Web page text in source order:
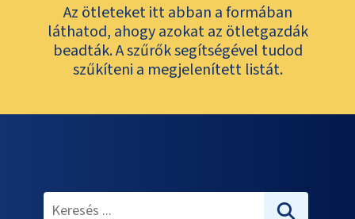
Az ötleteket itt abban a formában
láthatod, ahogy azokat az ötletgazdák
beadták. A szűrők segítségével tudod
szűkíteni a megjelenített listát.